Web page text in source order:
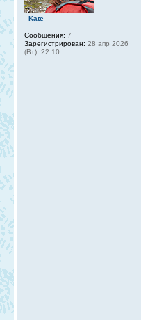
_Kate_
Сообщения: 7
Зарегистрирован: 28 апр 2026
(Вт), 22:10